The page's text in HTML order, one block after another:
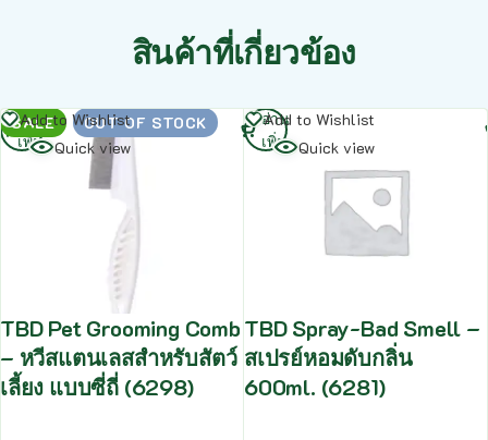
สินค้าที่เกี่ยวข้อง
SALE OUT OF STOCK
Add to Wishlist
Quick view
TBD Pet Grooming Comb
– หวีสแตนเลสสำหรับสัตว์
เลี้ยง แบบซี่ถี่ (6298)
อ่าน
เพิ่ม
Add to Wishlist
Quick view
TBD Spray-Bad Smell –
สเปรย์หอมดับกลิ่น
600ml. (6281)
อ่าน
เพิ่ม